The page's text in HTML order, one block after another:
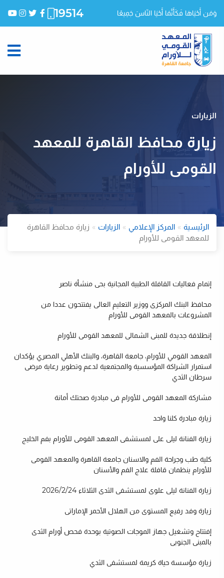
وَمَن أَحْيَاهَا فَكَأَنَّمَا أَحْيَا النّاسَ جَمِيعًا 19514
الزيارات
زيارة محافظ القاهرة للمعهد
القومى للأورام
الرئيسية المركز الإعلامي الزيارات
زيارة محافظ القاهرة
للمعهد القومى للأورام
إتمام فعاليات القافلة الطبية المجانية بحى منشأة ناصر
محافظ البنك المركزى ووزير التعليم العالى يفتتحون عددا من
المشروعات بالمعهد القومى للأورام
إنطلاقة جديدة للمبنى الشمالى للمعهد القومى للأورام
المعهد القومي للأورام، جامعة القاهرة، والبنك الأهلي المصري يؤكدان
استمرار الشراكة المؤسسية والمجتمعية لدعم وتطوير رعاية مرضى
سرطان الثدي
مشاركة المعهد القومى للأورام فى مبادرة صحتك أمانة
زيارة مبادرة كلنا واحد
زيارة الفنانة ليلى على لمستشفى المعهد القومى للأورام بفم الخليج
كلية طب وجراحة الفم والاسنان جامعة القاهرة والمعهد القومى
للأورام ينظمان قافلة علاج الفم والأسنان
زيارة الفنانة ليلى علوى لمستشفى الثدى الثلاثاء 2026/2/24
زيارة وفد رفيع المستوى من الهلال الأحمر الإماراتى
إفتتاح وتشغيل جهاز الموجات الصوتية بوحدة فحص أورام الثدى
بالمبنى الجنوبى
زيارة مؤسسة حياة كريمة لمستشفى الثدي